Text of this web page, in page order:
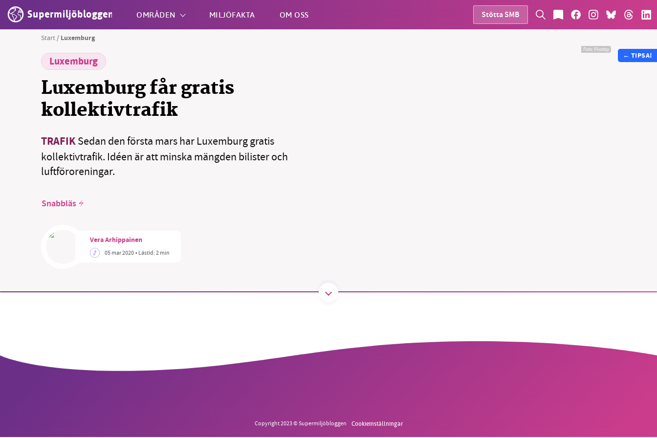
Supermiljöbloggen OMRÅDEN MILJÖFAKTA OM OSS Stötta SMB
Start / Luxemburg
Luxemburg
Luxemburg får gratis
kollektivtrafik
TRAFIKSedan den första mars har Luxemburg gratis
kollektivtrafik. Idéen är att minska mängden bilister och
luftföroreningar.
Snabbläs
Vera Arhippainen
05 mar 2020• Lästid:2 min
Foto:Pixabay
← TIPSA!
Copyright 2023 © Supermiljöbloggen Cookieinställningar
ideella redaktion drivit miljödebatten framåt genom
Stötta vårt arbete genom att swisha en slant till